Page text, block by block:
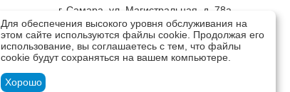
г. Самара, ул. Магистральная, д. 78а
8 800-333-33-79(звонок бесплатный)
8(846)-211-03-15
Пн-Пт 8.30 - 17.30 Сб 9.00 - 16.00
zakaz@teplocity.com
Для обеспечения высокого уровня обслуживания на
этом сайте используются файлы cookie. Продолжая его
использование, вы соглашаетесь с тем, что файлы
cookie будут сохраняться на вашем компьютере.
Хорошо